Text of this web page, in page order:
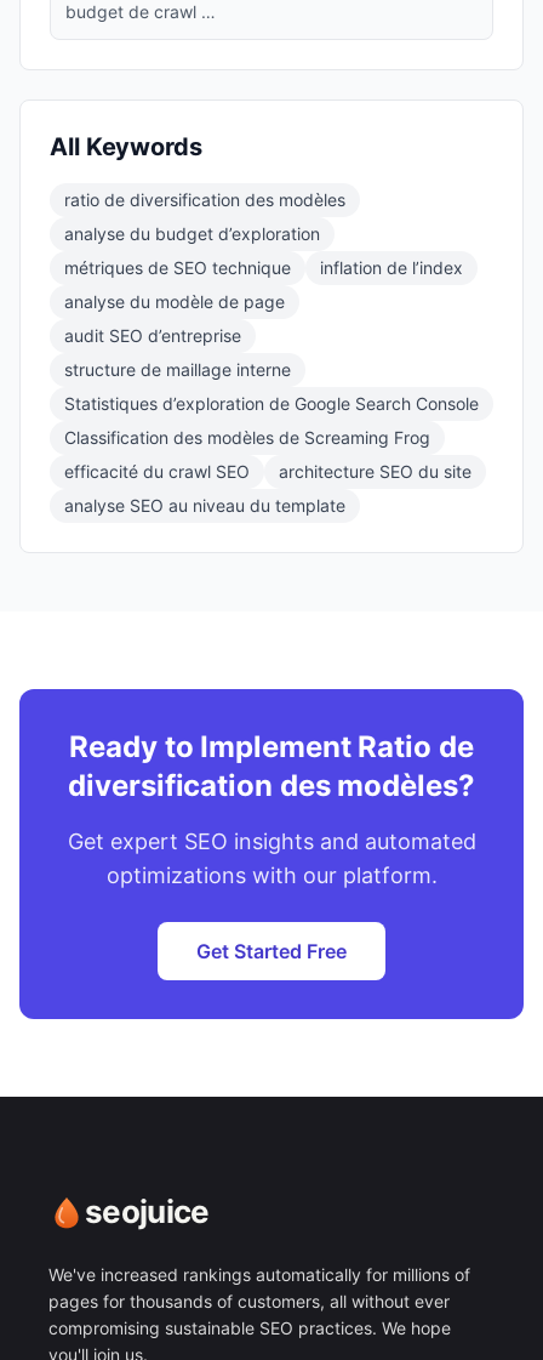
budget de crawl …
All Keywords
ratio de diversification des modèles
analyse du budget d’exploration
métriques de SEO technique
inflation de l’index
analyse du modèle de page
audit SEO d’entreprise
structure de maillage interne
Statistiques d’exploration de Google Search Console
Classification des modèles de Screaming Frog
efficacité du crawl SEO
architecture SEO du site
analyse SEO au niveau du template
Ready to Implement Ratio de
diversification des modèles?
Get expert SEO insights and automated
optimizations with our platform.
Get Started Free
seojuice
We've increased rankings automatically for millions of
pages for thousands of customers, all without ever
compromising sustainable SEO practices. We hope
you'll join us.